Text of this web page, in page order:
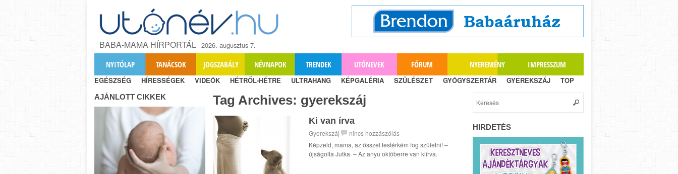
BABA-MAMA HÍRPORTÁL 2026. augusztus 7.
NYITÓLAP TANÁCSOK JOGSZABÁLY NÉVNAPOK TRENDEK UTÓNEVEK FÓRUM NYEREMÉNY IMPRESSZUM
EGÉSZSÉG HÍRESSÉGEK VIDEÓK HÉTRŐL-HÉTRE ULTRAHANG KÉPGALÉRIA SZÜLÉSZET GYÓGYSZERTÁR GYEREKSZÁJ TOP
Tag Archives: gyerekszáj
Ki van írva
Gyerekszáj
nincs hozzászólás
Képzeld, mama, az ősszel testérkém fog születni! –
újságolta Jutka. – Az anyu októberre van kiírva.
AJÁNLOTT CIKKEK
HIRDETÉS